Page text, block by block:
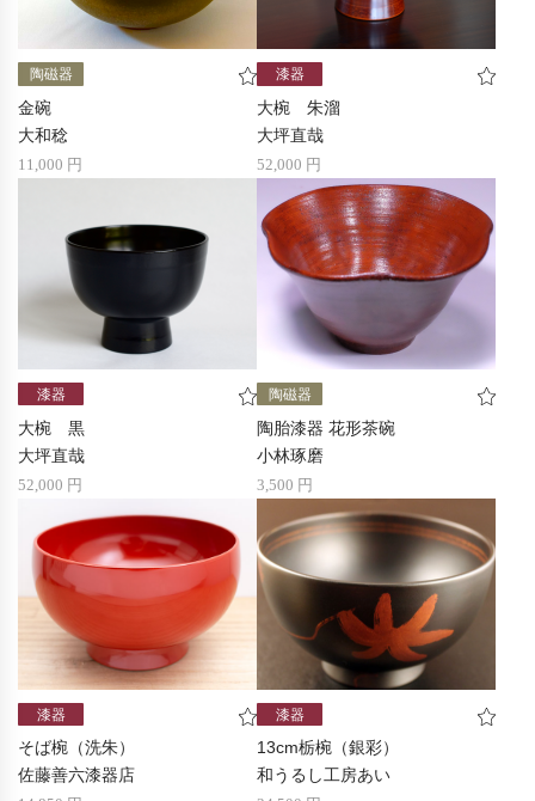
陶磁器
金碗
大和稔
11,000 円
漆器
大椀 朱溜
大坪直哉
52,000 円
漆器
大椀 黒
大坪直哉
52,000 円
陶磁器
陶胎漆器 花形茶碗
小林琢磨
3,500 円
漆器
そば椀（洗朱）
佐藤善六漆器店
漆器
13cm栃椀（銀彩）
和うるし工房あい